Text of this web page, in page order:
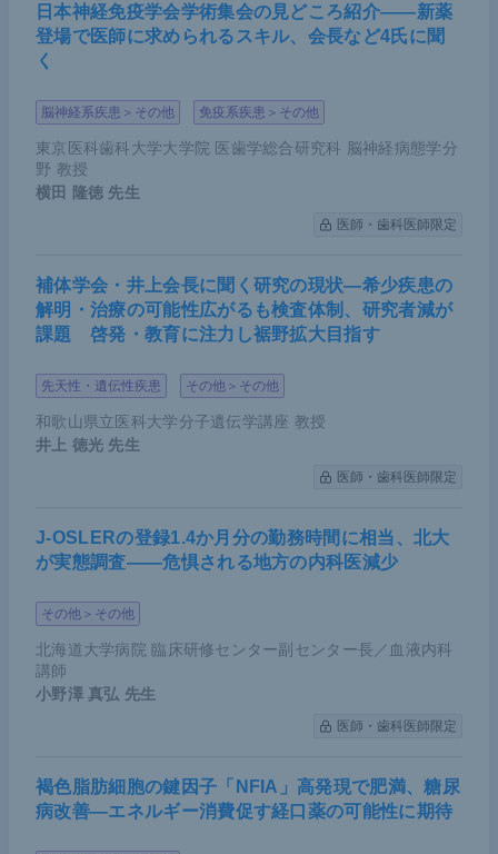
第一波では、地域の診療体制、院内感染の発生、
PPEの供給体制の不安定さなどによる手術の延期
第二波では通常の診療体制が整ってきたものの、
がん検診の減少や受診控えなどによってがんの手
術件数が減少した
COVID-19重症者が増加すれば、ICU入室制限な
重症者の減少が重要である
関連学会が適切な情報をタイムリーに発信してい
日本神経免疫学会学術集会の見どころ紹介――新薬
登場で医師に求められるスキル、会長など4氏に聞
く
脳神経系疾患＞その他 免疫系疾患＞その他
東京医科歯科大学大学院 医歯学総合研究科 脳神経病態学分
野 教授
横田 隆徳 先生
医師・歯科医師限定
補体学会・井上会長に聞く研究の現状―希少疾患の
解明・治療の可能性広がるも検査体制、研究者減が
課題 啓発・教育に注力し裾野拡大目指す
先天性・遺伝性疾患 その他＞その他
和歌山県立医科大学分子遺伝学講座 教授
井上 徳光 先生
医師・歯科医師限定
J-OSLERの登録1.4か月分の勤務時間に相当、北大
が実態調査――危惧される地方の内科医減少
その他＞その他
北海道大学病院 臨床研修センター副センター長／血液内科
講師
小野澤 真弘 先生
医師・歯科医師限定
褐色脂肪細胞の鍵因子「NFIA」高発現で肥満、糖尿
病改善―エネルギー消費促す経口薬の可能性に期待